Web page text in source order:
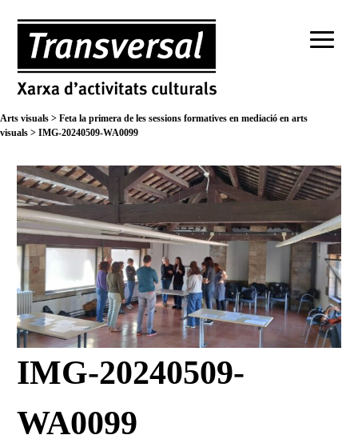
Arts visuals > Feta la primera de les sessions formatives en mediació en arts
visuals > IMG-20240509-WA0099
IMG-20240509-
WA0099